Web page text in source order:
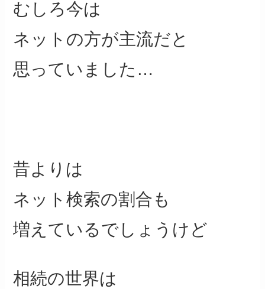
むしろ今は
ネットの方が主流だと
思っていました…
昔よりは
ネット検索の割合も
増えているでしょうけど
相続の世界は